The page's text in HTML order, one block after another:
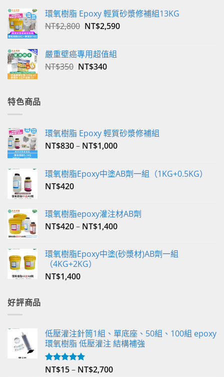
環氧樹脂 Epoxy 輕質砂漿修補組13KG
NT$2,800 原
格：
NT$2,800。
NT$2,590目
嚴重壁癌專用超值組
NT$350 原
NT$340目
特色商品
環氧樹脂 Epoxy 輕質砂漿修補組
NT$830– NT$1,000
環氧樹脂Epoxy中塗AB劑一組（1KG+0.5KG）
NT$420
環氧樹脂epoxy灌注材AB劑
NT$420– NT$1,400
環氧樹脂Epoxy中塗(砂漿材)AB劑一組
（4KG+2KG）
NT$1,400
好評商品
低壓灌注針筒1組、單底座、50組、100組 epoxy
環氧樹脂 低壓灌注 結構補強
評分5.00
NT$15– NT$2,700